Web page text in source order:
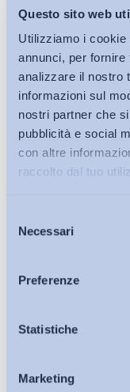
Questo sito web
Utilizziamo i
annunci, per
analizzare il nostro
informazioni sul
nostri partner che
pubblicità e social
con altre
raccolto dal tuo
delNecessari
Preferenze
Statistiche
Marketing
Bollettini ADAPT
Articoli
Osservatori
Eventi
sulla pagina della